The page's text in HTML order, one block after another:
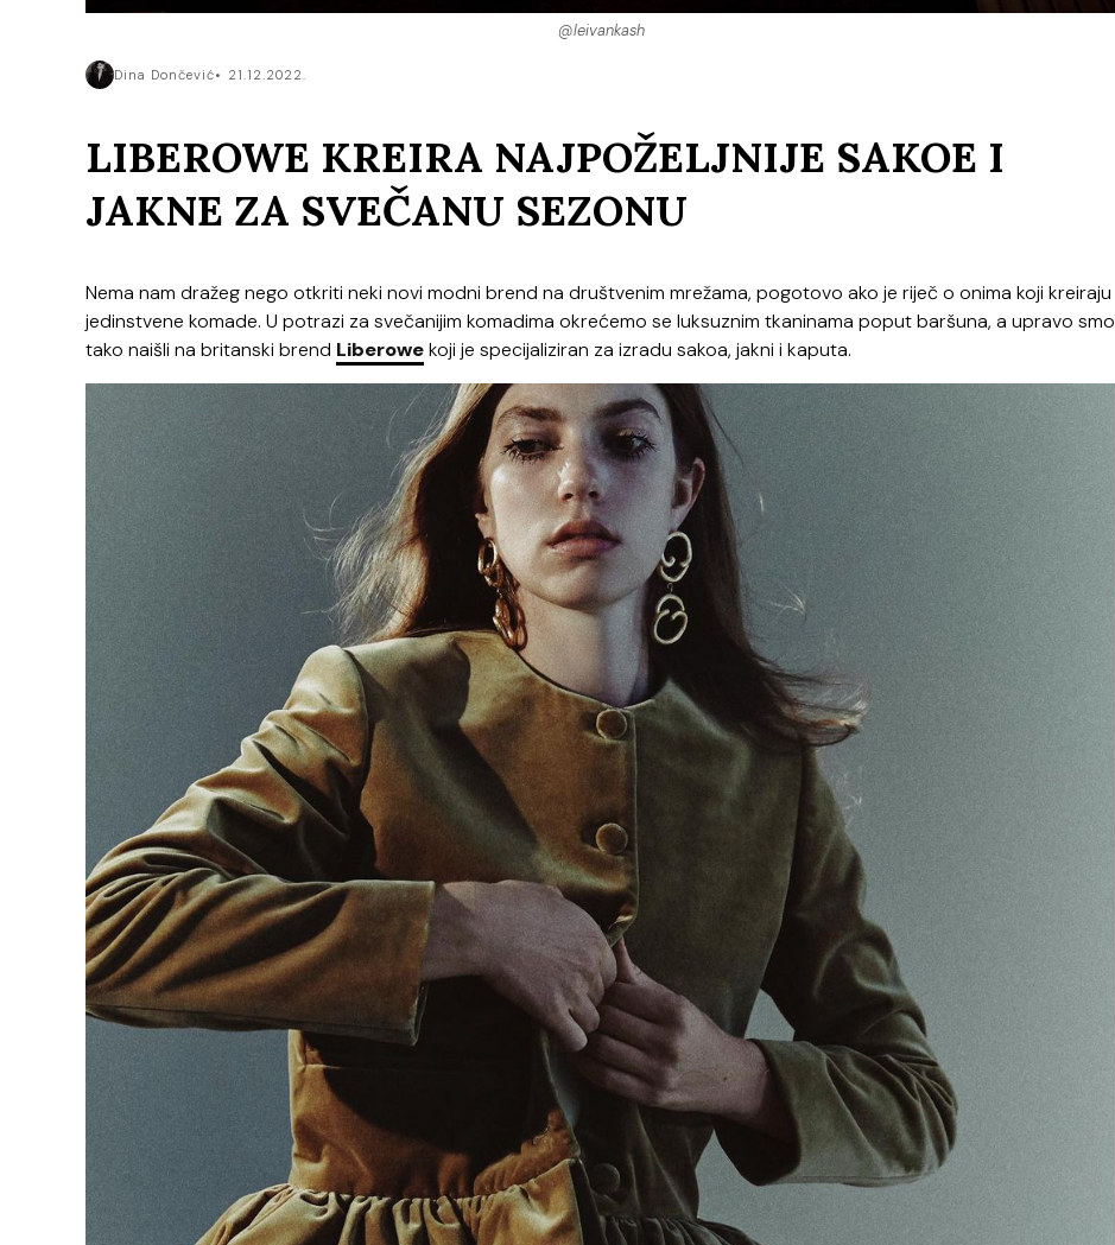
@leivankash
Dina Dončević 21.12.2022.
LIBEROWE KREIRA NAJPOŽELJNIJE SAKOE I
JAKNE ZA SVEČANU SEZONU
Nema nam dražeg nego otkriti neki novi modni brend na društvenim mrežama, pogotovo ako je riječ o onima koji kreiraju
jedinstvene komade. U potrazi za svečanijim komadima okrećemo se luksuznim tkaninama poput baršuna, a upravo smo
tako naišli na britanski brend Liberowekoji je specijaliziran za izradu sakoa, jakni i kaputa.